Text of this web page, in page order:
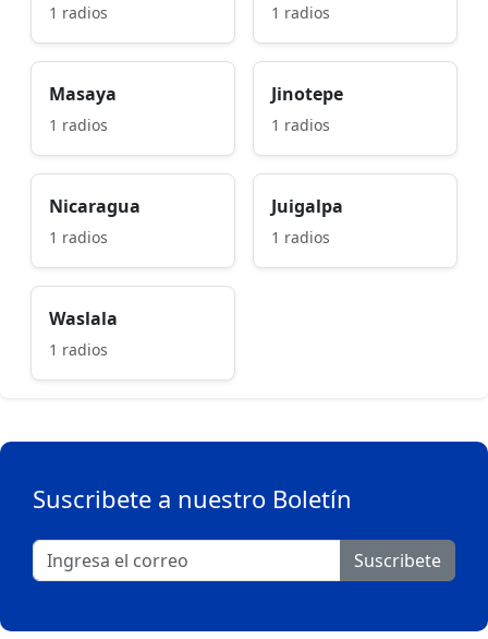
1 radios 1 radios
Masaya
1 radios
Jinotepe
1 radios
Nicaragua
1 radios
Juigalpa
1 radios
Waslala
1 radios
Suscribete a nuestro Boletín
Suscribete